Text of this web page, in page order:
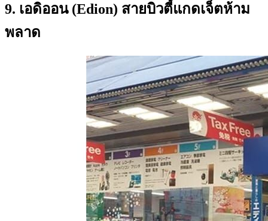
9. เอดิออน (Edion) สายบิวตี้แกดเจ็ตห้าม
พลาด